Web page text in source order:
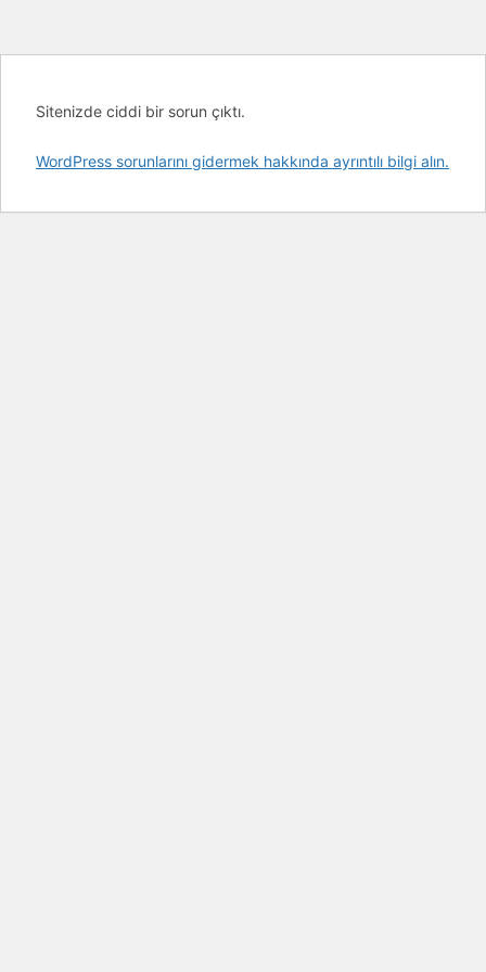
Sitenizde ciddi bir sorun çıktı.
WordPress sorunlarını gidermek hakkında ayrıntılı bilgi alın.